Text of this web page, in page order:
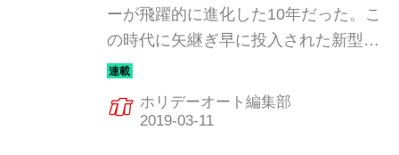
ーが飛躍的に進化した10年だった。こ
の時代に矢継ぎ早に投入された新型ス
ポーツカーは、まさに日本の自動車技
術の進化の歴史と言っていい。そんな
飛躍の10年を彩った珠玉のマシンを振
ホリデーオート編集部